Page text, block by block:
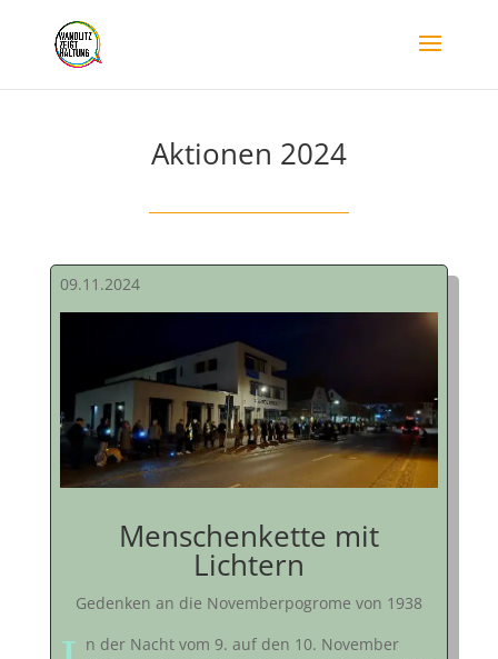
Aktionen 2024
09.11.2024
Menschenkette mit
Lichtern
Gedenken an die Novemberpogrome von 1938
n der Nacht vom 9. auf den 10. November